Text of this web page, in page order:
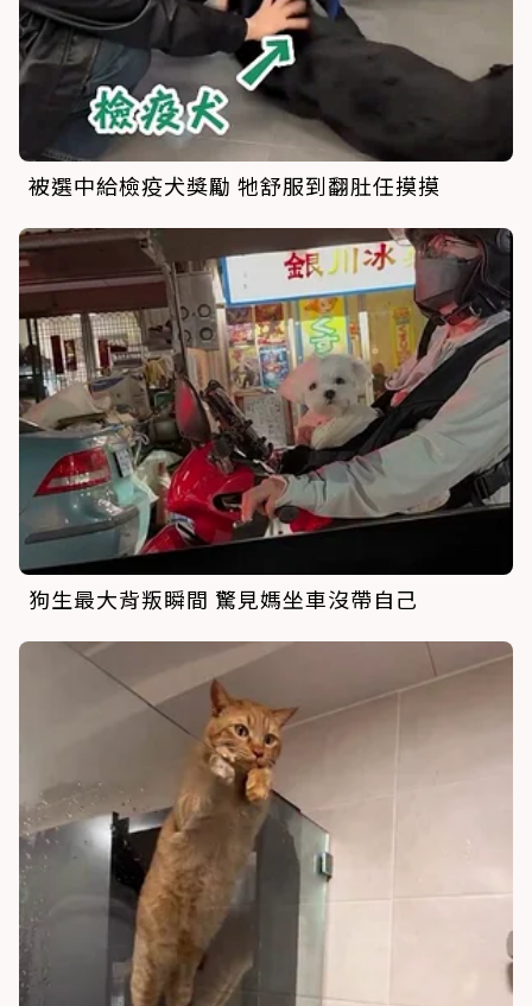
被選中給檢疫犬獎勵 牠舒服到翻肚任摸摸
狗生最大背叛瞬間 驚見媽坐車沒帶自己